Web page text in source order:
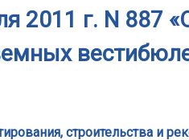
2011 г. N 887
строительства и